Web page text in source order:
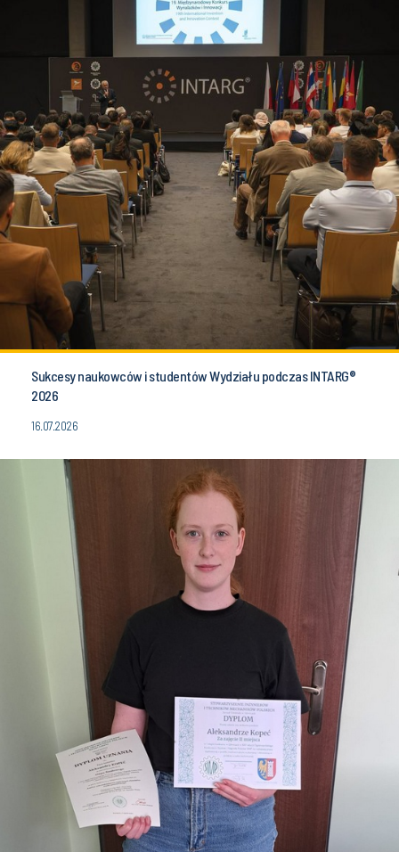
Sukcesy naukowców i studentów Wydziału podczas INTARG®
2026
16.07.2026